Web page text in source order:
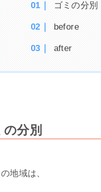
ゴミの分別
before
after
の分別
地域は、